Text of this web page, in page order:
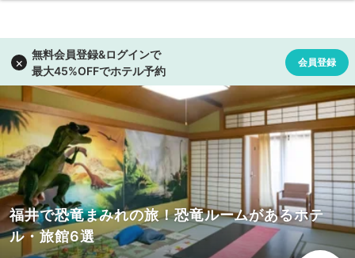
福井で恐竜まみれの旅！恐竜ルームがあるホテ
ル・旅館6選